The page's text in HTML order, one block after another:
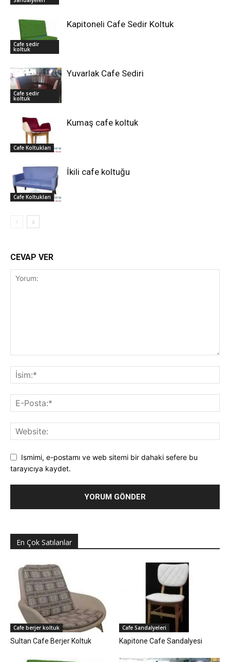
Cafe sedir
koltuk
Kapitoneli Cafe Sedir Koltuk
Cafe sedir
koltuk
Yuvarlak Cafe Sediri
Cafe Koltukları
Kumaş cafe koltuk
Cafe Koltukları
İkili cafe koltuğu
CEVAP VER
Ismimi, e-postamı ve web sitemi bir dahaki sefere bu
tarayıcıya kaydet.
En Çok Satılanlar
Cafe berjer koltuk
Sultan Cafe Berjer Koltuk
Cafe Sandalyeleri
Kapitone Cafe Sandalyesi